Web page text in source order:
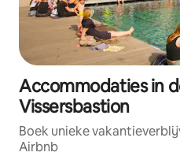
Accommodaties in
Vissersbastion
Boek unieke
Airbnb